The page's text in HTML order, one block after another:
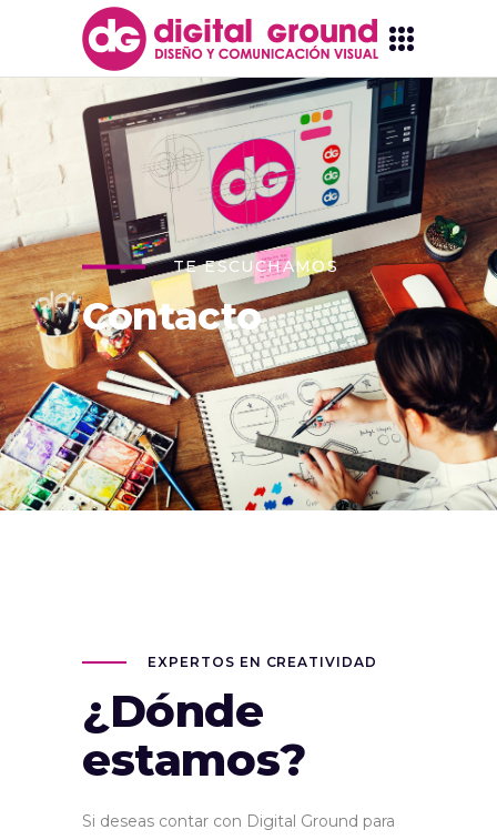
TE ESCUCHAMOS
Contacto
EXPERTOS EN CREATIVIDAD
¿Dónde
estamos?
Si deseas contar con Digital Ground para